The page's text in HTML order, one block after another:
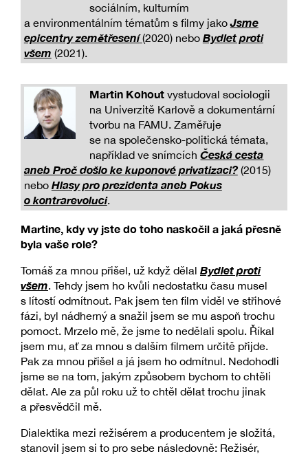
sociálním, kulturním
a environmentálním tématům s filmy jakoJsme
epicentry zemětřesení (2020) nebo Bydlet proti
všem (2021).
Martin Kohout vystudoval sociologii
na Univerzitě Karlově a dokumentární
tvorbu na FAMU. Zaměřuje
se na společensko-politická témata,
například ve snímcích Česká cesta
aneb Proč došlo ke kuponové privatizaci?(2015)
nebo Hlasy pro prezidenta aneb Pokus
o kontrarevoluci.
Martine, kdy vy jste do toho naskočil a jaká přesně
byla vaše role?
Tomáš za mnou přišel, už když dělal Bydlet proti
všem. Tehdy jsem ho kvůli nedostatku času musel
s lítostí odmítnout. Pak jsem ten film viděl ve střihové
fázi, byl nádherný a snažil jsem se mu aspoň trochu
pomoct. Mrzelo mě, že jsme to nedělali spolu. Říkal
jsem mu, ať za mnou s dalším filmem určitě přijde.
Pak za mnou přišel a já jsem ho odmítnul. Nedohodli
jsme se na tom, jakým způsobem bychom to chtěli
dělat. Ale za půl roku už to chtěl dělat trochu jinak
a přesvědčil mě.
Dialektika mezi režisérem a producentem je složitá,
stanovil jsem si to pro sebe následovně: Režisér,